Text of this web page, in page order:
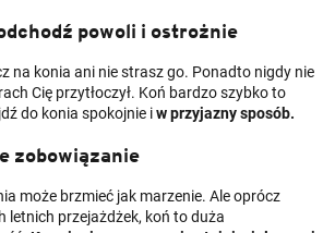
powoli i ostrożnie
na konia ani nie strasz go. Ponadto nigdy nie
Cię przytłoczył. Koń bardzo szybko to
do konia spokojnie iw przyjazny sposób.
zobowiązanie
może brzmieć jak marzenie. Ale oprócz
letnich przejażdżek, koń to duża